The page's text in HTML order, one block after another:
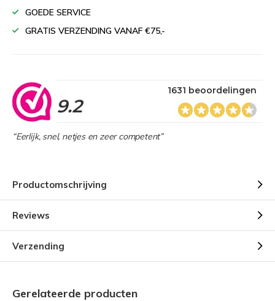
GOEDE SERVICE
GRATIS VERZENDING VANAF €75,-
9.2
1631 beoordelingen
“Eerlijk, snel, netjes en zeer competent”
Productomschrijving
Reviews
Verzending
Gerelateerde producten